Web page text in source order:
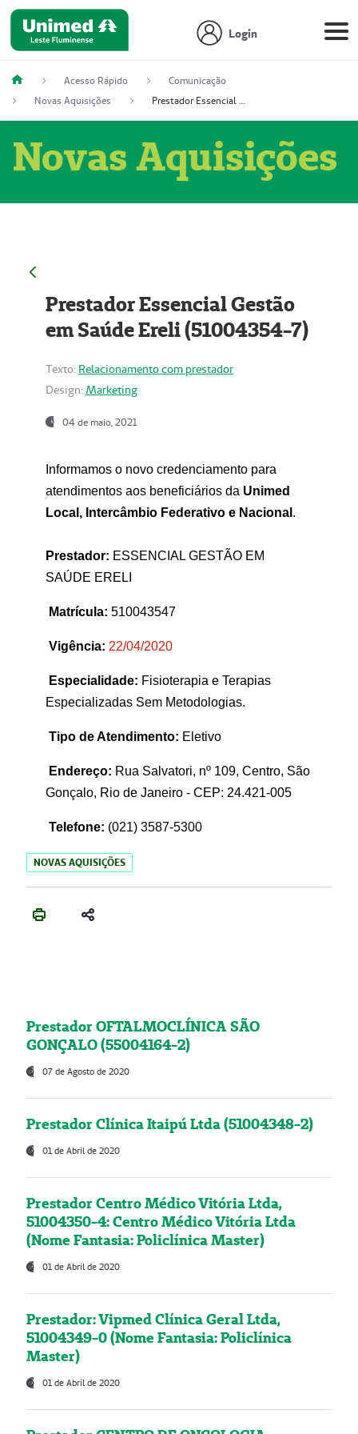
Login
Acesso Rápido
Comunicação
Novas Aquisições
Prestador Essencial Gestão em Saúde Ereli (51004354-7)
Novas Aquisições
Prestador Essencial Gestão
em Saúde Ereli (51004354-7)
Texto: Relacionamento com prestador
Design: Marketing
04 de maio, 2021
Informamos o novo credenciamento para
atendimentos aos beneficiários da Unimed
Local, Intercâmbio Federativo e Nacional .
Prestador: ESSENCIAL GESTÃO EM
SAÚDE ERELI
Matrícula: 510043547
Vigência: 22/04/2020
Especialidade: Fisioterapia e Terapias
Especializadas Sem Metodologias.
Tipo de Atendimento: Eletivo
Endereço: Rua Salvatori, nº 109, Centro, São
Gonçalo, Rio de Janeiro - CEP: 24.421-005
Telefone: (021) 3587-5300
NOVAS AQUISIÇÕES
Prestador OFTALMOCLÍNICA SÃO
GONÇALO (55004164-2)
07 de Agosto de 2020
Prestador Clínica Itaipú Ltda (51004348-2)
01 de Abril de 2020
Prestador Centro Médico Vitória Ltda,
51004350-4: Centro Médico Vitória Ltda
(Nome Fantasia: Policlínica Master)
01 de Abril de 2020
Prestador: Vipmed Clínica Geral Ltda,
51004349-0 (Nome Fantasia: Policlínica
Master)
01 de Abril de 2020